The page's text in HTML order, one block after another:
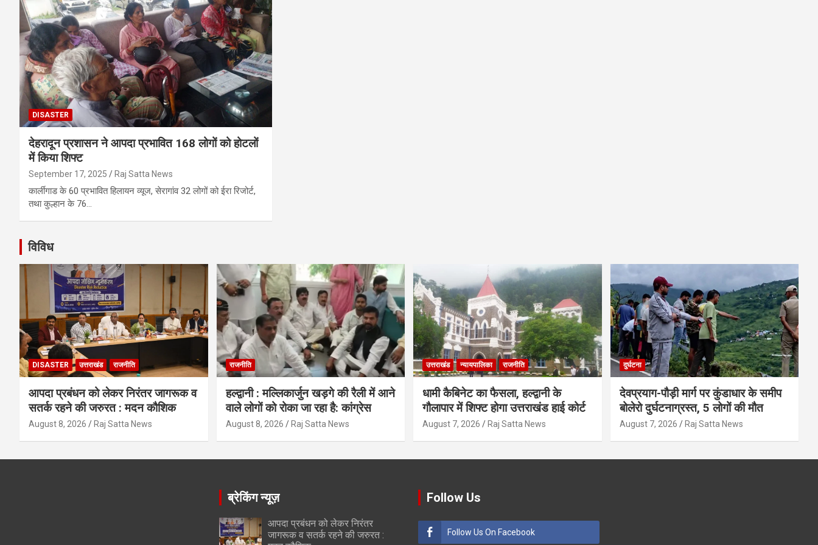
DISASTER
देहरादून प्रशासन ने आपदा प्रभावित 168 लोगों को होटलों
में किया शिफ्ट
September 17, 2025 Raj Satta News
कार्लीगाड के 60 प्रभावित हिलायन व्यूज, सेरागांव 32 लोगों को ईरा रिजोर्ट,
तथा कुल्हान के 76…
विविध
DISASTER उत्तराखंड राजनीति
आपदा प्रबंधन को लेकर निरंतर जागरूक व
सतर्क रहने की जरुरत : मदन कौशिक
August 8, 2026 Raj Satta News
राजनीति
हल्द्वानी : मल्लिकार्जुन खड़गे की रैली में आने
वाले लोगों को रोका जा रहा है: कांग्रेस
August 8, 2026 Raj Satta News
उत्तराखंड न्यायपालिका राजनीति
धामी कैबिनेट का फैसला, हल्द्वानी के
गौलापार में शिफ्ट होगा उत्तराखंड हाई कोर्ट
August 7, 2026 Raj Satta News
दुर्घटना
देवप्रयाग-पौड़ी मार्ग पर कुंडाधार के समीप
बोलेरो दुर्घटनाग्रस्त, 5 लोगों की मौत
August 7, 2026 Raj Satta News
ब्रेकिंग न्यूज़
आपदा प्रबंधन को लेकर निरंतर
जागरूक व सतर्क रहने की जरुरत :
Follow Us
Follow Us On Facebook